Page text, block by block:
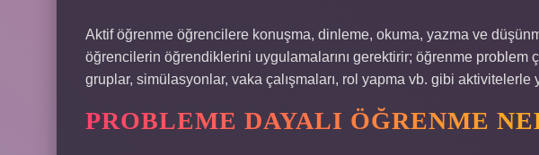
Aktif öğrenme öğrencilere konuşma, dinleme, okuma, yazma ve
öğrencilerin öğrendiklerini uygulamalarını gerektirir; öğrenme problem
gruplar, simülasyonlar, vaka çalışmaları, rol yapma vb. gibi aktivitelerle
PROBLEME DAYALI ÖĞRENME